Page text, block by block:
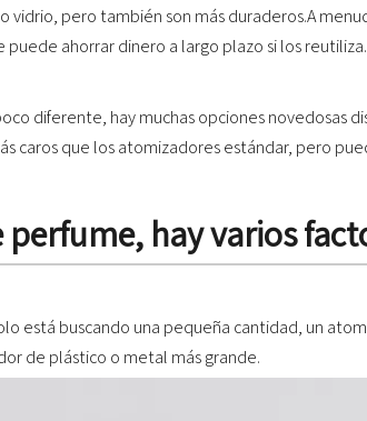
pero también son más duraderos.A
ahorrar dinero a largo plazo si los reutiliza.
diferente, hay muchas opciones
caros que los atomizadores estándar, pero
hay varios
está buscando una pequeña cantidad, un
de plástico o metal más grande.